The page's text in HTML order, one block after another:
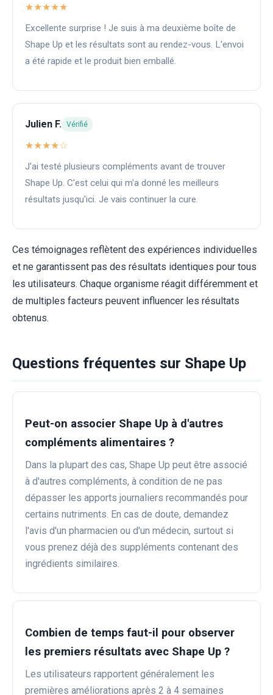
★★★★★
Excellente surprise ! Je suis à ma deuxième boîte de
Shape Up et les résultats sont au rendez-vous. L'envoi
a été rapide et le produit bien emballé.
Julien F. Vérifié
★★★★☆
J'ai testé plusieurs compléments avant de trouver
Shape Up. C'est celui qui m'a donné les meilleurs
résultats jusqu'ici. Je vais continuer la cure.
Ces témoignages reflètent des expériences individuelles
et ne garantissent pas des résultats identiques pour tous
les utilisateurs. Chaque organisme réagit différemment et
de multiples facteurs peuvent influencer les résultats
obtenus.
Questions fréquentes sur Shape Up
Peut-on associer Shape Up à d'autres
compléments alimentaires ?
Dans la plupart des cas, Shape Up peut être associé
à d'autres compléments, à condition de ne pas
dépasser les apports journaliers recommandés pour
certains nutriments. En cas de doute, demandez
l'avis d'un pharmacien ou d'un médecin, surtout si
vous prenez déjà des suppléments contenant des
ingrédients similaires.
Combien de temps faut-il pour observer
les premiers résultats avec Shape Up ?
Les utilisateurs rapportent généralement les
premières améliorations après 2 à 4 semaines